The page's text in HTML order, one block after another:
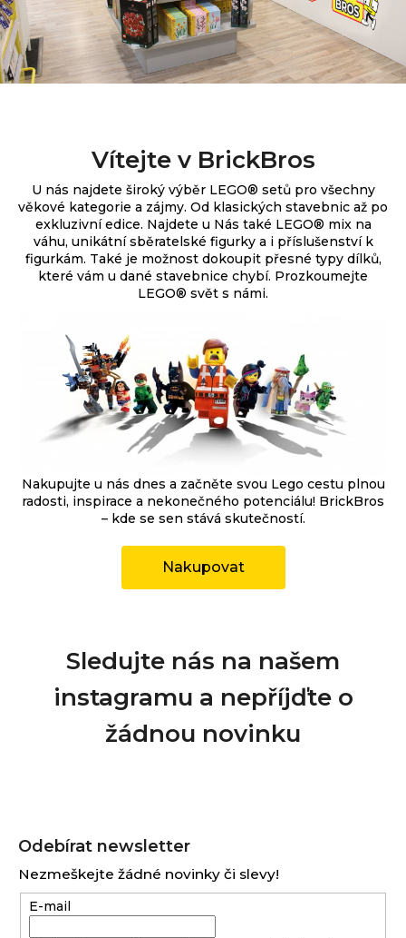
Vítejte v BrickBros
U nás najdete široký výběr LEGO® setů pro všechny
věkové kategorie a zájmy. Od klasických stavebnic až po
exkluzivní edice. Najdete u Nás také LEGO® mix na
váhu, unikátní sběratelské figurky a i příslušenství k
figurkám. Také je možnost dokoupit přesné typy dílků,
které vám u dané stavebnice chybí. Prozkoumejte
LEGO® svět s námi.
Nakupujte u nás dnes a začněte svou Lego cestu plnou
radosti, inspirace a nekonečného potenciálu! BrickBros
– kde se sen stává skutečností.
Nakupovat
Sledujte nás na našem
instagramu a nepříjďte o
žádnou novinku
Odebírat newsletter
Nezmeškejte žádné novinky či slevy!
E-mail